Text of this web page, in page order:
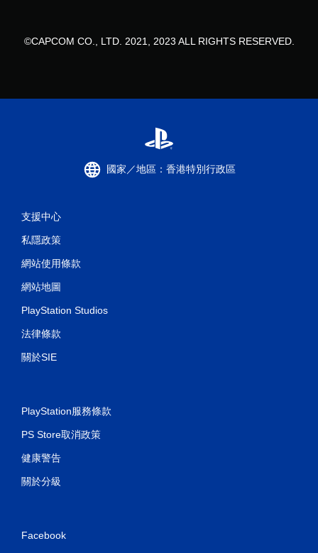
©CAPCOM CO., LTD. 2021, 2023 ALL RIGHTS RESERVED.
國家／地區：香港特別行政區
支援中心
私隱政策
網站使用條款
網站地圖
PlayStation Studios
法律條款
關於SIE
PlayStation服務條款
PS Store取消政策
健康警告
關於分級
Facebook